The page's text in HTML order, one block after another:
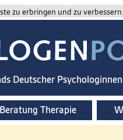
zu erbringen und zu
Deutscher
Therapie